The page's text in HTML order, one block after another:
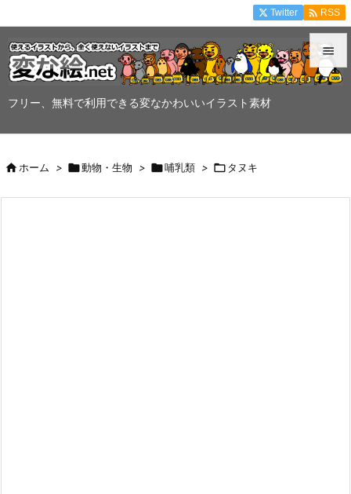
フリー、無料で利用できる変なかわいいイラスト素材


Twitter  RSS
ホーム > 動物・生物 > 哺乳類 > タヌキ